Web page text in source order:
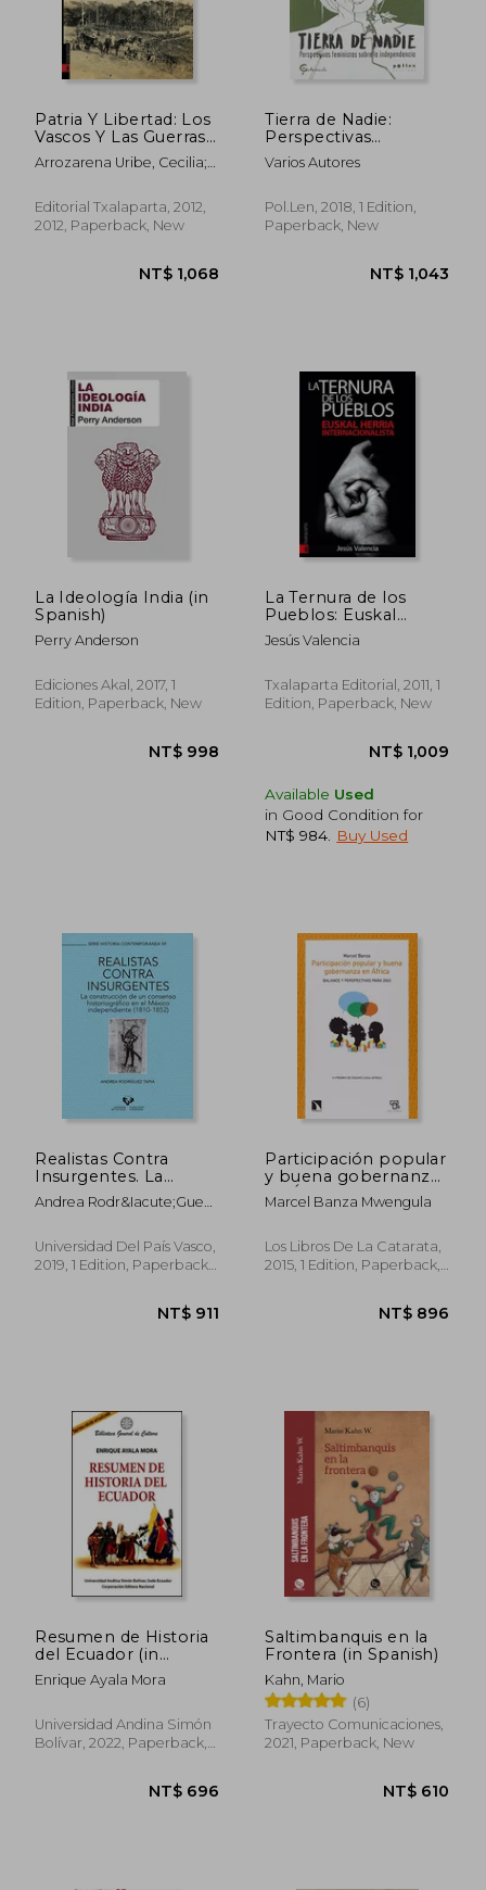
NT$ 1,089
Patria Y Libertad: Los
Vascos Y Las Guerras
De Independencia De
Cuba (1868-1898) (in
Arrozarena Uribe, Cecilia;
Zigorraga, Joseba; Alfonso
Lopez, Felix Julio; Ugalde,
Alexander
Editorial Txalaparta, 2012,
2012, Paperback, New
NT$ 1,068
Tierra de Nadie:
Perspectivas
Feministas Sobre la
Independencia (in
Varios Autores
Pol.Len, 2018, 1 Edition,
Paperback, New
La Ideología India (in
Spanish)
Perry Anderson
Ediciones Akal, 2017, 1
Edition, Paperback, New
NT$ 998
La Ternura de los
Pueblos: Euskal
Herria
Internacionalista (in
Jesús Valencia
Txalaparta Editorial, 2011, 1
Edition, Paperback, New
Available Used
in Good Condition for
NT$ 984
Buy Used
Realistas Contra
Insurgentes. La
Construcción de un
Consenso
(Serie Historia
Contemporánea) (in
Andrea Rodr&Iacute;Guez
Universidad Del País Vasco,
2019, 1 Edition, Paperback,
Participación popular
y buena gobernanza
en África : balance y
perspectivas para
Marcel Banza Mwengula
Los Libros De La Catarata,
2015, 1 Edition, Paperback,
Resumen de Historia
del Ecuador (in
Spanish)
Enrique Ayala Mora
Universidad Andina Simón
Bolívar, 2022, Paperback,
Saltimbanquis en la
Frontera (in Spanish)
Kahn, Mario
(6)
Trayecto Comunicaciones,
2021, Paperback, New